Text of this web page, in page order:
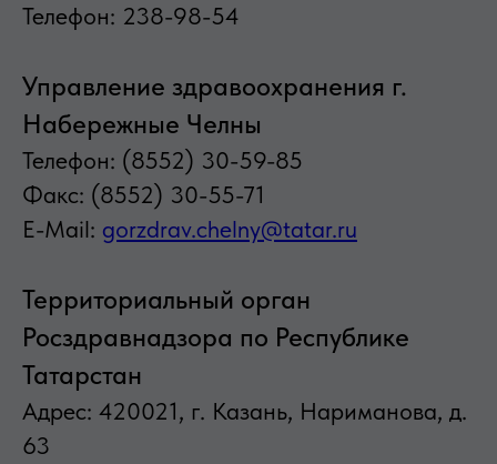
Телефон: 238-98-54
Управление здравоохранения г.
Набережные Челны
Телефон: (8552) 30-59-85
Факс: (8552) 30-55-71
E-Mail: gorzdrav.chelny@tatar.ru
Территориальный орган
Росздравнадзора по Республике
Татарстан
Адрес: 420021, г. Казань, Нариманова, д.
63